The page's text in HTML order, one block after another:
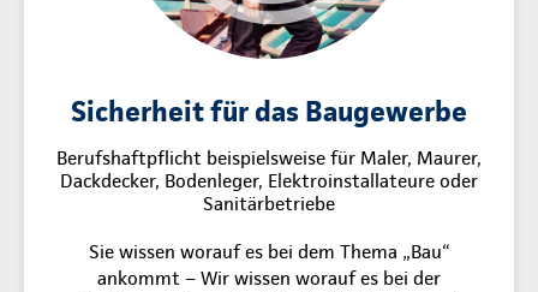
Sicherheit für das Baugewerbe
Berufshaftpflicht beispielsweise für Maler, Maurer,
Dackdecker, Bodenleger, Elektroinstallateure oder
Sanitärbetriebe
Sie wissen worauf es bei dem Thema „Bau“
ankommt – Wir wissen worauf es bei der